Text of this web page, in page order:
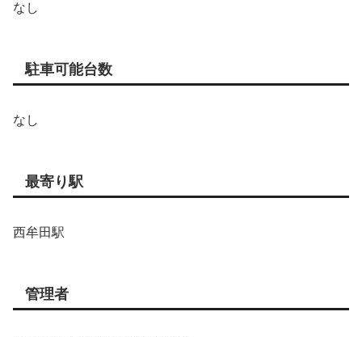
なし
駐車可能台数
なし
最寄り駅
西牟田駅
管理者